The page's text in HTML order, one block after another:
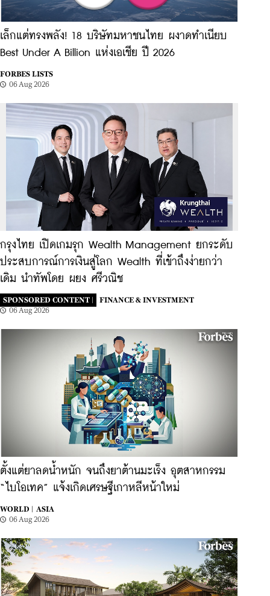
เล็กแต่ทรงพลัง! 18 บริษัทมหาชนไทย ผงาดทำเนียบ
Best Under A Billion แห่งเอเชีย ปี 2026
FORBES LISTS
06 Aug 2026
กรุงไทย เปิดเกมรุก Wealth Management ยกระดับ
ประสบการณ์การเงินสู่โลก Wealth ที่เข้าถึงง่ายกว่า
เดิม นำทัพโดย ผยง ศรีวณิช
SPONSORED CONTENT |
FINANCE & INVESTMENT
06 Aug 2026
ตั้งแต่ยาลดน้ำหนัก จนถึงยาต้านมะเร็ง อุตสาหกรรม
“ไบโอเทค” แจ้งเกิดเศรษฐีเกาหลีหน้าใหม่
WORLD |
ASIA
06 Aug 2026